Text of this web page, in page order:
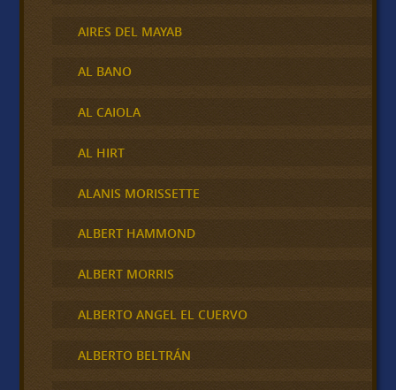
AIRES DEL MAYAB
AL BANO
AL CAIOLA
AL HIRT
ALANIS MORISSETTE
ALBERT HAMMOND
ALBERT MORRIS
ALBERTO ANGEL EL CUERVO
ALBERTO BELTRÁN